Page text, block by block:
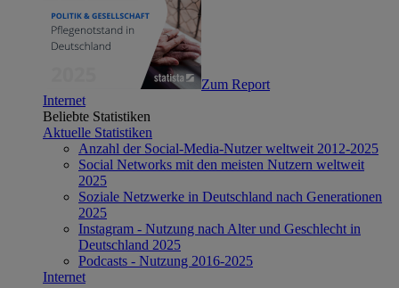
Zum Report
Internet
Beliebte Statistiken
Aktuelle Statistiken
Anzahl der Social-Media-Nutzer weltweit 2012-2025
Social Networks mit den meisten Nutzern weltweit
2025
Soziale Netzwerke in Deutschland nach Generationen
2025
Instagram - Nutzung nach Alter und Geschlecht in
Deutschland 2025
Podcasts - Nutzung 2016-2025
Internet